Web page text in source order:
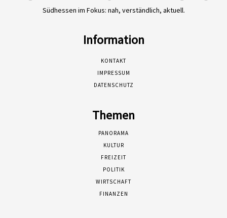
Südhessen im Fokus: nah, verständlich, aktuell.
Information
KONTAKT
IMPRESSUM
DATENSCHUTZ
Themen
PANORAMA
KULTUR
FREIZEIT
POLITIK
WIRTSCHAFT
FINANZEN